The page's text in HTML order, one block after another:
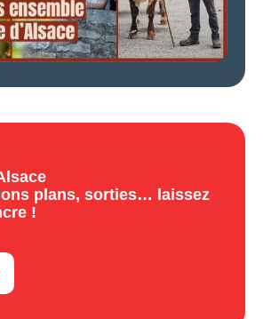
plans, sorties… laissez
!